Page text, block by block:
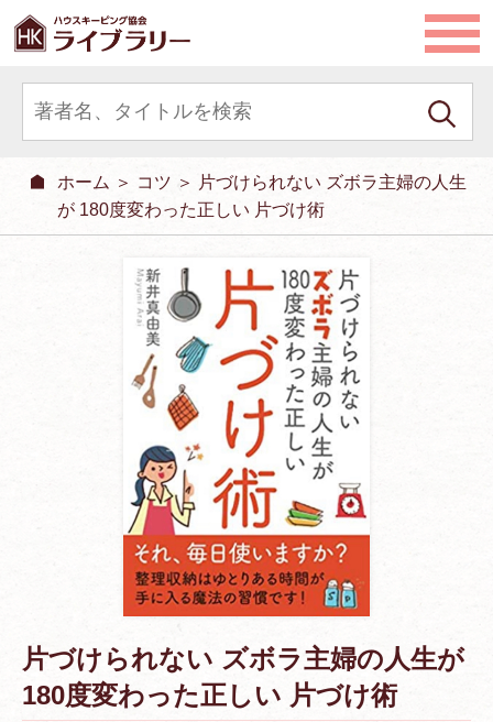
ホーム ＞ コツ ＞ 片づけられない ズボラ主婦の人生
が 180度変わった正しい 片づけ術
片づけられない ズボラ主婦の人生が
180度変わった正しい 片づけ術